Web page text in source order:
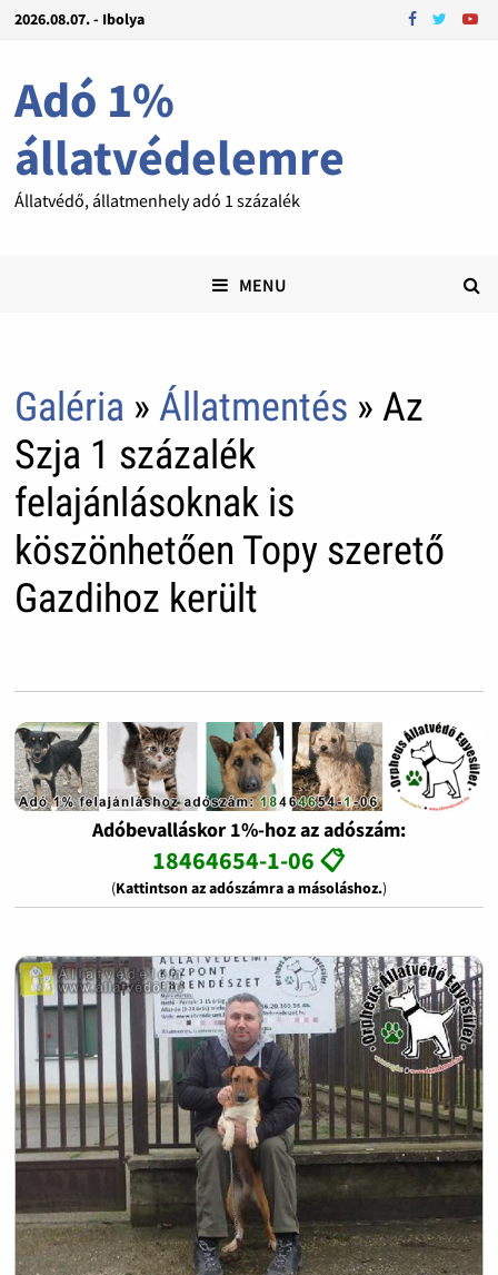
2026.08.07. - Ibolya
Adó 1%
állatvédelemre
Állatvédő, állatmenhely adó 1 százalék
MENU
Galéria » Állatmentés » Az
Szja 1 százalék
felajánlásoknak is
köszönhetően Topy szerető
Gazdihoz került
Adóbevalláskor 1%-hoz az adószám:
18464654-1-06 📋
(Kattintson az adószámra a másoláshoz.)